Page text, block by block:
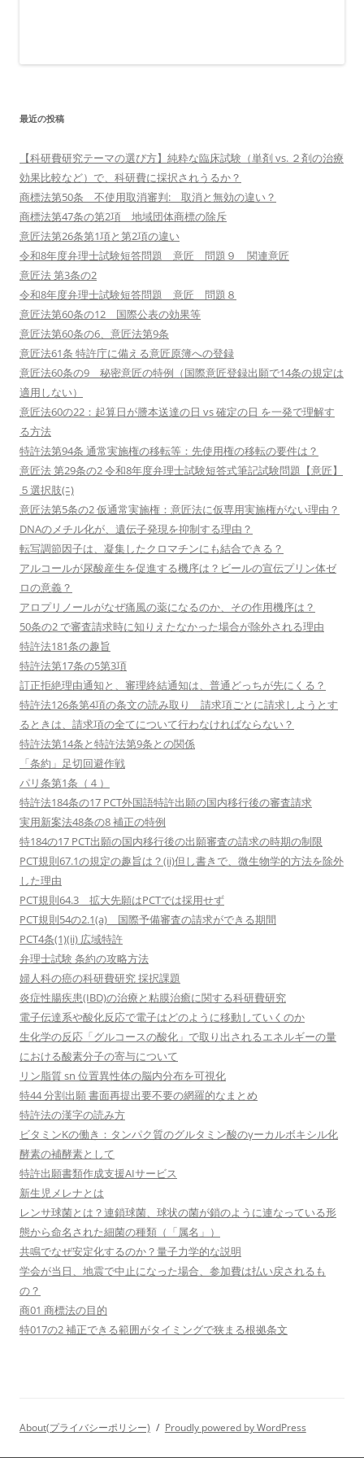
最近の投稿
【科研費研究テーマの選び方】純粋な臨床試験（単剤 vs. ２剤の治療
効果比較など）で、科研費に採択されうるか？
商標法第50条 不使用取消審判: 取消と無効の違い？
商標法第47条の第2項 地域団体商標の除斥
意匠法第26条第1項と第2項の違い
令和8年度弁理士試験短答問題 意匠 問題９ 関連意匠
意匠法 第3条の2
令和8年度弁理士試験短答問題 意匠 問題８
意匠法第60条の12 国際公表の効果等
意匠法第60条の6、意匠法第9条
意匠法61条 特許庁に備える意匠原簿への登録
意匠法60条の9 秘密意匠の特例（国際意匠登録出願で14条の規定は
適用しない）
意匠法60の22：起算日が謄本送達の日 vs 確定の日 を一発で理解す
る方法
特許法第94条 通常実施権の移転等：先使用権の移転の要件は？
意匠法 第29条の2 令和8年度弁理士試験短答式筆記試験問題【意匠】
５選択肢(ﾆ)
意匠法第5条の2 仮通常実施権：意匠法に仮専用実施権がない理由？
DNAのメチル化が、遺伝子発現を抑制する理由？
転写調節因子は、凝集したクロマチンにも結合できる？
アルコールが尿酸産生を促進する機序は？ビールの宣伝プリン体ゼ
ロの意義？
アロプリノールがなぜ痛風の薬になるのか、その作用機序は？
50条の2 で審査請求時に知りえたなかった場合が除外される理由
特許法181条の趣旨
特許法第17条の5第3項
訂正拒絶理由通知と、審理終結通知は、普通どっちが先にくる？
特許法126条第4項の条文の読み取り 請求項ごとに請求しようとす
るときは、請求項の全てについて行わなければならない？
特許法第14条と特許法第9条との関係
「条約」足切回避作戦
パリ条第1条（４）
特許法184条の17 PCT外国語特許出願の国内移行後の審査請求
実用新案法48条の8 補正の特例
特184の17 PCT出願の国内移行後の出願審査の請求の時期の制限
PCT規則67.1の規定の趣旨は？(ii)但し書きで、微生物学的方法を除外
した理由
PCT規則64.3 拡大先願はPCTでは採用せず
PCT規則54の2.1(a) 国際予備審査の請求ができる期間
PCT4条(1)(ii) 広域特許
弁理士試験 条約の攻略方法
婦人科の癌の科研費研究 採択課題
炎症性腸疾患(IBD)の治療と粘膜治癒に関する科研費研究
電子伝達系や酸化反応で電子はどのように移動していくのか
生化学の反応「グルコースの酸化」で取り出されるエネルギーの量
における酸素分子の寄与について
リン脂質 sn 位置異性体の脳内分布を可視化
特44 分割出願 書面再提出要不要の網羅的なまとめ
特許法の漢字の読み方
ビタミンKの働き：タンパク質のグルタミン酸のγーカルボキシル化
酵素の補酵素として
特許出願書類作成支援AIサービス
新生児メレナとは
レンサ球菌とは？連鎖球菌、球状の菌が鎖のように連なっている形
態から命名された細菌の種類（「属名」）
共鳴でなぜ安定化するのか？量子力学的な説明
学会が当日、地震で中止になった場合、参加費は払い戻されるも
の？
商01 商標法の目的
特017の2 補正できる範囲がタイミングで狭まる根拠条文
About(プライバシーポリシー) Proudly powered by WordPress